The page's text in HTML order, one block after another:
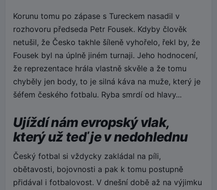
Korunu tomu po zápase s Tureckem nasadil v
rozhovoru předseda Petr Fousek. Kdyby člověk
netušil, že Česko takhle šíleně vyhořelo, řekl by, že
Fousek byl na úplně jiném turnaji. Jeho hodnocení,
že reprezentace hrála vlastně skvěle a že tomu
chyběly jen body, to je silná káva na muže, který je
šéfem českého fotbalu. Ryba smrdí od hlavy...
Ujíždí nám evropský vlak,
který už teď je v nedohlednu
Český fotbal si vždycky zakládal na píli,
obětavosti, bojovnosti a pak k tomu postupně
přidával i fotbalovost. V dnešní době až na výjimku